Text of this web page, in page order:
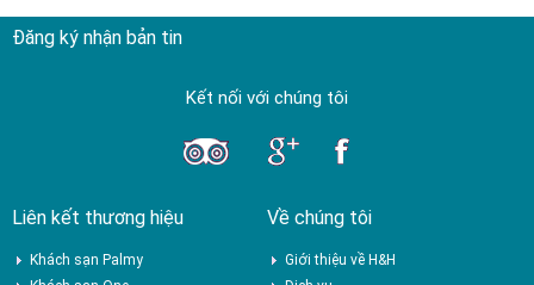
Đăng ký nhận bản tin
Kết nối với chúng tôi
Liên kết thương hiệu
Khách sạn Palmy
Về chúng tôi
Giới thiệu về H&H